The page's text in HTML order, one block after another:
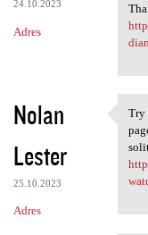
24.10.2023
Adres
Nolan
Lester
25.10.2023
Adres
Try
Try